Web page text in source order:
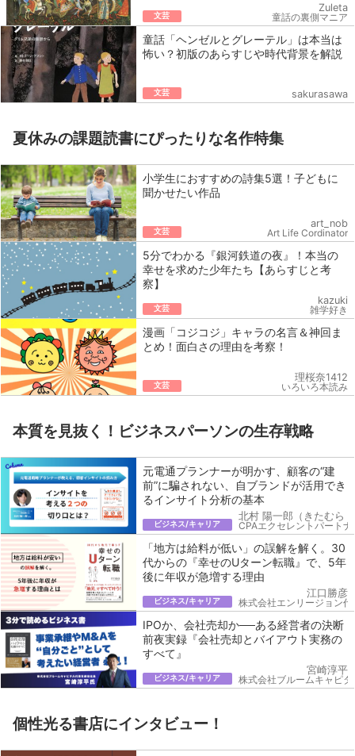
文芸
Zuleta
童話の裏側マニア
童話「ヘンゼルとグレーテル」は本当は
怖い？初版のあらすじや時代背景を解説
文芸 sakurasawa
夏休みの課題読書にぴったりな名作特集
小学生におすすめの詩集5選！子どもに
聞かせたい作品
文芸
art_nob
Art Life Cordinator
5分でわかる『銀河鉄道の夜』！本当の
幸せを求めた少年たち【あらすじと考
察】
文芸
kazuki
雑学好き
漫画「コジコジ」キャラの名言＆神回ま
とめ！面白さの理由を考察！
文芸
理桜奈1412
いろいろ本読み
本質を見抜く！ビジネスパーソンの生存戦略
元電通プランナーが明かす、顧客の“建
前”に騙されない、自ブランドが活用でき
るインサイト分析の基本
ビジネス/キャリア
北村 陽一郎（きたむら
CPAエクセレントパート
「地方は給料が低い」の誤解を解く。30
代からの『幸せのUターン転職』で、5年
後に年収が急増する理由
ビジネス/キャリア
江口勝彦
株式会社エンリージョン代
IPOか、会社売却か──ある経営者の決断
前夜実録『会社売却とバイアウト実務の
すべて』
ビジネス/キャリア
宮崎淳平
株式会社ブルームキャピ
個性光る書店にインタビュー！